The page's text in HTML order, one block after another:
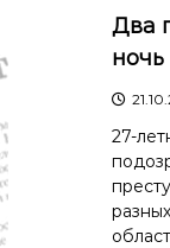
Два
ночь
27-